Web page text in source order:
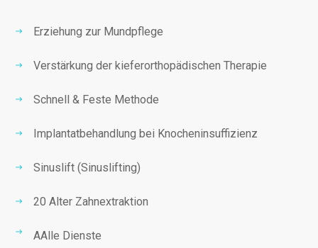
Erziehung zur Mundpflege
Verstärkung der kieferorthopädischen Therapie
Schnell & Feste Methode
Implantatbehandlung bei Knocheninsuffizienz
Sinuslift (Sinuslifting)
20 Alter Zahnextraktion
AAlle Dienste